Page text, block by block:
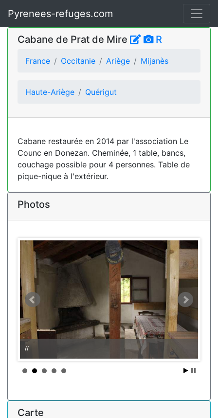
Pyrenees-refuges.com
Cabane de Prat de Mire R
France Occitanie Ariège Mijanès
Haute-Ariège Quérigut
Cabane restaurée en 2014 par l'association Le
Counc en Donezan. Cheminée, 1 table, bancs,
couchage possible pour 4 personnes. Table de
pique-nique à l'extérieur.
Photos
//
Carte